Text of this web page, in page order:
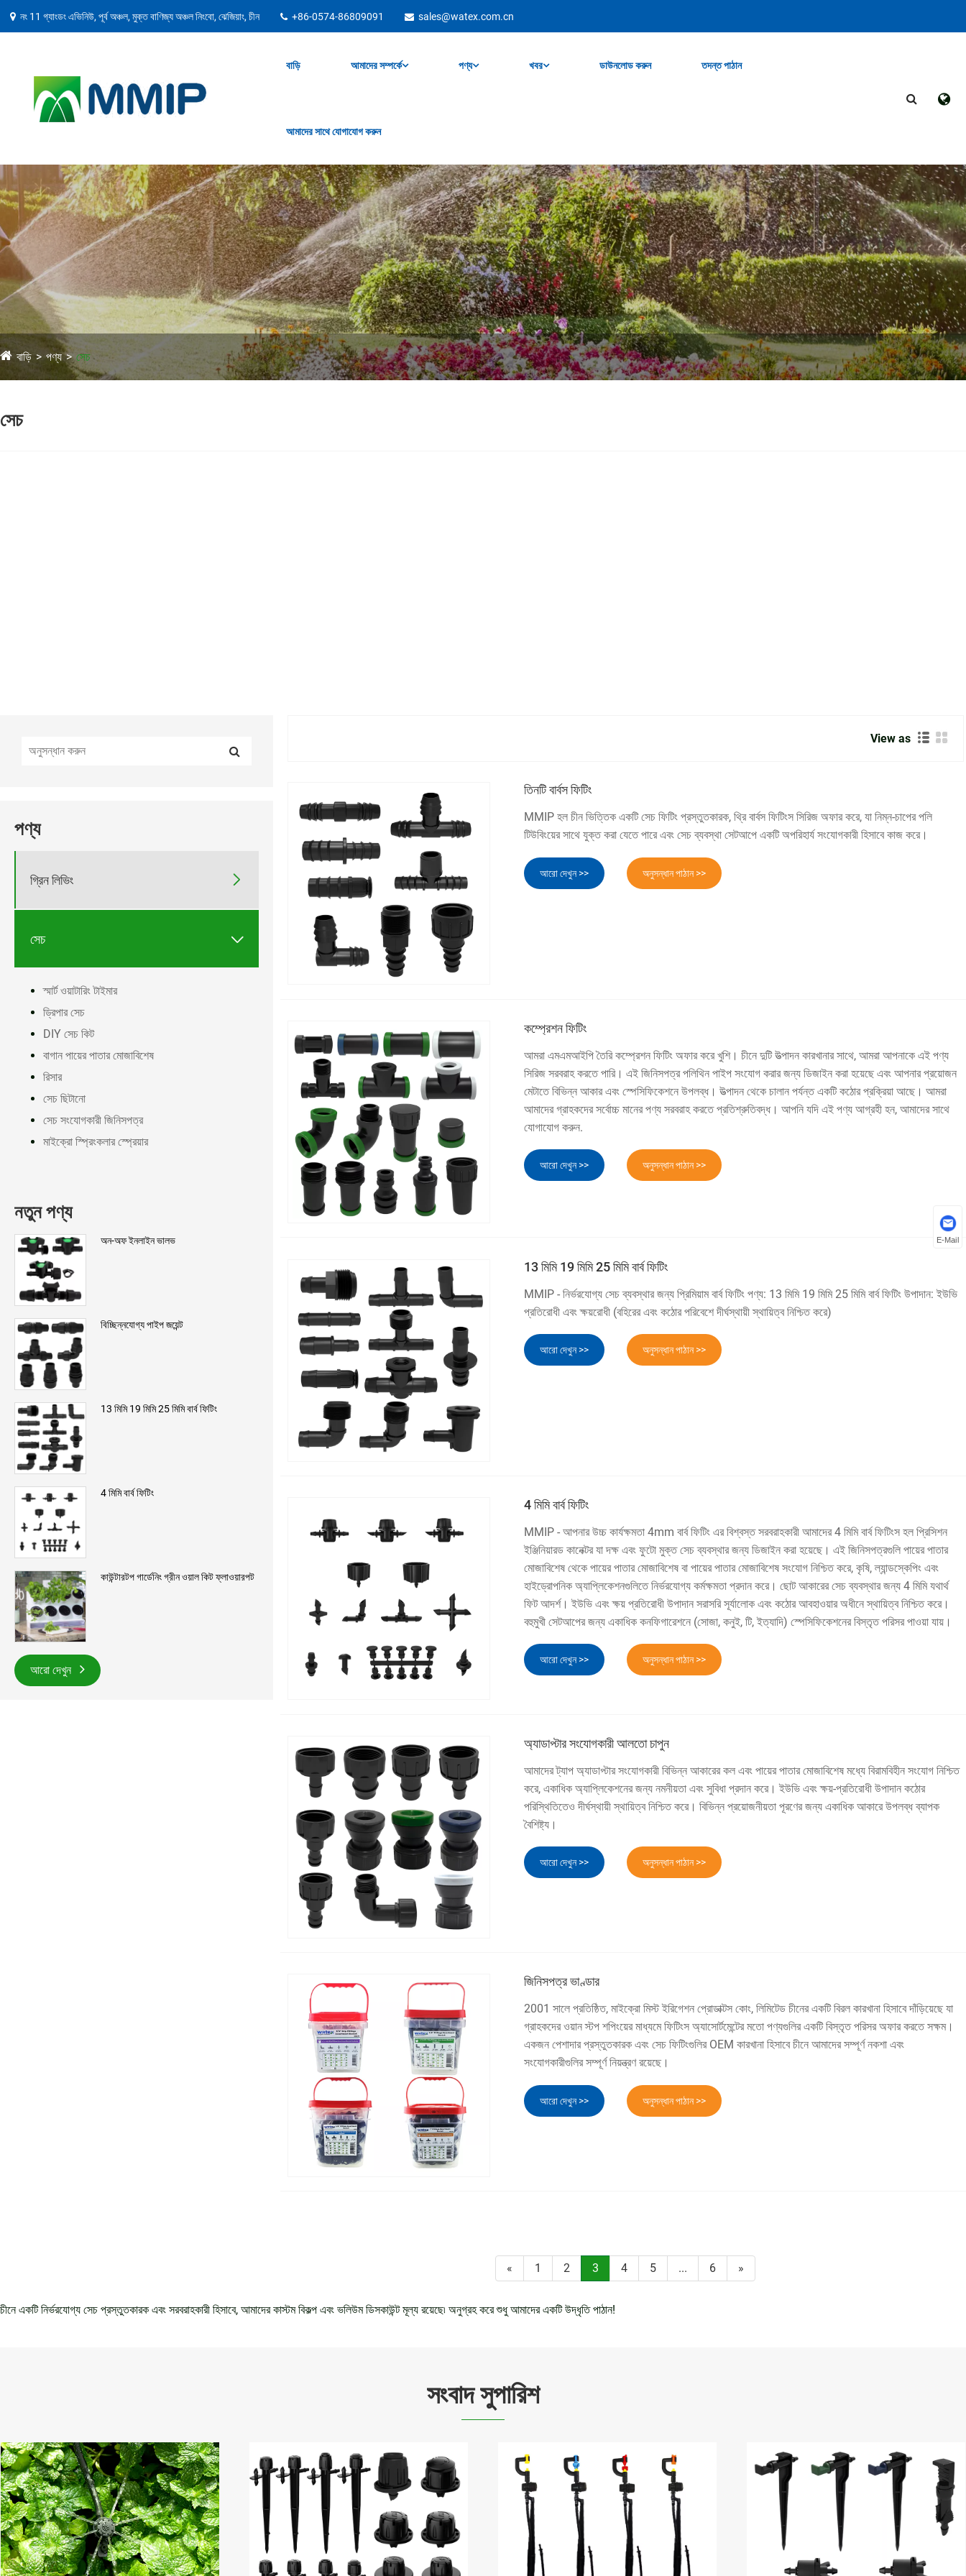
নং 11 গ্যাংডং এভিনিউ, পূর্ব অঞ্চল, মুক্ত বাণিজ্য অঞ্চল নিংবো, ঝেজিয়াং, চীন +86-0574-86809091 sales@watex.com.cn
বাড়ি আমাদের সম্পর্কে পণ্য খবর ডাউনলোড করুন তদন্ত পাঠান
আমাদের সাথে যোগাযোগ করুন
বাড়ি পণ্য সেচ
সেচ
পণ্য
গ্রিন লিভিং 
সেচ 
স্মার্ট ওয়াটারিং টাইমার
ড্রিপার সেচ
DIY সেচ কিট
বাগান পায়ের পাতার মোজাবিশেষ
রিসার
সেচ ছিটানো
সেচ সংযোগকারী জিনিসপত্র
মাইক্রো স্প্রিংকলার স্প্রেয়ার
নতুন পণ্য
অন-অফ ইনলাইন ভালভ
বিচ্ছিন্নযোগ্য পাইপ জয়েন্ট
13 মিমি 19 মিমি 25 মিমি বার্ব ফিটিং
4 মিমি বার্ব ফিটিং
কাউন্টারটপ গার্ডেনিং গ্রীন ওয়াল কিট ফ্লাওয়ারপট
আরো দেখুন
View as
তিনটি বার্বস ফিটিং
MMIP হল চীন ভিত্তিক একটি সেচ ফিটিং প্রস্তুতকারক, থ্রি বার্বস ফিটিংস সিরিজ অফার করে, যা নিম্ন-চাপের পলি
টিউবিংয়ের সাথে যুক্ত করা যেতে পারে এবং সেচ ব্যবস্থা সেটআপে একটি অপরিহার্য সংযোগকারী হিসাবে কাজ করে।
আরো দেখুন >> অনুসন্ধান পাঠান >>
কম্প্রেশন ফিটিং
আমরা এমএমআইপি তৈরি কম্প্রেশন ফিটিং অফার করে খুশি। চীনে দুটি উত্পাদন কারখানার সাথে, আমরা আপনাকে এই পণ্য
সিরিজ সরবরাহ করতে পারি। এই জিনিসপত্র পলিথিন পাইপ সংযোগ করার জন্য ডিজাইন করা হয়েছে এবং আপনার প্রয়োজন
মেটাতে বিভিন্ন আকার এবং স্পেসিফিকেশনে উপলব্ধ। উত্পাদন থেকে চালান পর্যন্ত একটি কঠোর প্রক্রিয়া আছে। আমরা
আমাদের গ্রাহকদের সর্বোচ্চ মানের পণ্য সরবরাহ করতে প্রতিশ্রুতিবদ্ধ। আপনি যদি এই পণ্য আগ্রহী হন, আমাদের সাথে
যোগাযোগ করুন.
আরো দেখুন >> অনুসন্ধান পাঠান >>
13 মিমি 19 মিমি 25 মিমি বার্ব ফিটিং
MMIP - নির্ভরযোগ্য সেচ ব্যবস্থার জন্য প্রিমিয়াম বার্ব ফিটিং পণ্য: 13 মিমি 19 মিমি 25 মিমি বার্ব ফিটিং উপাদান: ইউভি
প্রতিরোধী এবং ক্ষয়রোধী (বহিরের এবং কঠোর পরিবেশে দীর্ঘস্থায়ী স্থায়িত্ব নিশ্চিত করে)
আরো দেখুন >> অনুসন্ধান পাঠান >>
4 মিমি বার্ব ফিটিং
MMIP - আপনার উচ্চ কার্যক্ষমতা 4mm বার্ব ফিটিং এর বিশ্বস্ত সরবরাহকারী আমাদের 4 মিমি বার্ব ফিটিংস হল প্রিসিশন
ইঞ্জিনিয়ারড কানেক্টর যা দক্ষ এবং ফুটো মুক্ত সেচ ব্যবস্থার জন্য ডিজাইন করা হয়েছে। এই জিনিসপত্রগুলি পায়ের পাতার
মোজাবিশেষ থেকে পায়ের পাতার মোজাবিশেষ বা পায়ের পাতার মোজাবিশেষ সংযোগ নিশ্চিত করে, কৃষি, ল্যান্ডস্কেপিং এবং
হাইড্রোপনিক অ্যাপ্লিকেশনগুলিতে নির্ভরযোগ্য কর্মক্ষমতা প্রদান করে। ছোট আকারের সেচ ব্যবস্থার জন্য 4 মিমি যথার্থ
ফিট আদর্শ। ইউভি এবং ক্ষয় প্রতিরোধী উপাদান সরাসরি সূর্যালোক এবং কঠোর আবহাওয়ার অধীনে স্থায়িত্ব নিশ্চিত করে।
বহুমুখী সেটআপের জন্য একাধিক কনফিগারেশনে (সোজা, কনুই, টি, ইত্যাদি) স্পেসিফিকেশনের বিস্তৃত পরিসর পাওয়া যায়।
আরো দেখুন >> অনুসন্ধান পাঠান >>
অ্যাডাপ্টার সংযোগকারী আলতো চাপুন
আমাদের ট্যাপ অ্যাডাপ্টার সংযোগকারী বিভিন্ন আকারের কল এবং পায়ের পাতার মোজাবিশেষ মধ্যে বিরামবিহীন সংযোগ নিশ্চিত
করে, একাধিক অ্যাপ্লিকেশনের জন্য নমনীয়তা এবং সুবিধা প্রদান করে। ইউভি এবং ক্ষয়-প্রতিরোধী উপাদান কঠোর
পরিস্থিতিতেও দীর্ঘস্থায়ী স্থায়িত্ব নিশ্চিত করে। বিভিন্ন প্রয়োজনীয়তা পূরণের জন্য একাধিক আকারে উপলব্ধ ব্যাপক
বৈশিষ্ট্য।
আরো দেখুন >> অনুসন্ধান পাঠান >>
জিনিসপত্র ভাণ্ডার
2001 সালে প্রতিষ্ঠিত, মাইক্রো মিস্ট ইরিগেশন প্রোডাক্টস কোং, লিমিটেড চীনের একটি বিরল কারখানা হিসাবে দাঁড়িয়েছে যা
গ্রাহকদের ওয়ান স্টপ শপিংয়ের মাধ্যমে ফিটিংস অ্যাসোর্টমেন্টের মতো পণ্যগুলির একটি বিস্তৃত পরিসর অফার করতে সক্ষম।
একজন পেশাদার প্রস্তুতকারক এবং সেচ ফিটিংগুলির OEM কারখানা হিসাবে চীনে আমাদের সম্পূর্ণ নকশা এবং
সংযোগকারীগুলির সম্পূর্ণ নিয়ন্ত্রণ রয়েছে।
আরো দেখুন >> অনুসন্ধান পাঠান >>
« 1 2 3 4 5 ... 6 »
চীনে একটি নির্ভরযোগ্য সেচ প্রস্তুতকারক এবং সরবরাহকারী হিসাবে, আমাদের কাস্টম বিকল্প এবং ভলিউম ডিসকাউন্ট মূল্য রয়েছে৷ অনুগ্রহ করে শুধু আমাদের একটি উদ্ধৃতি পাঠান!
সংবাদ সুপারিশ
E-Mail